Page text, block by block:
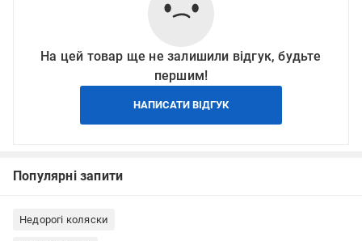
На цей товар ще не залишили відгук, будьте
першим!
НАПИСАТИ ВІДГУК
Популярні запити
Недорогі коляски